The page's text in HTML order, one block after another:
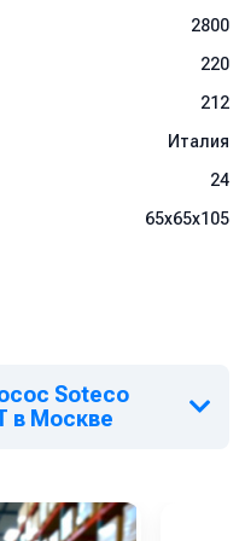
наличие и2800
220
212
Италия
24
65х65х105
Soteco
в Москве